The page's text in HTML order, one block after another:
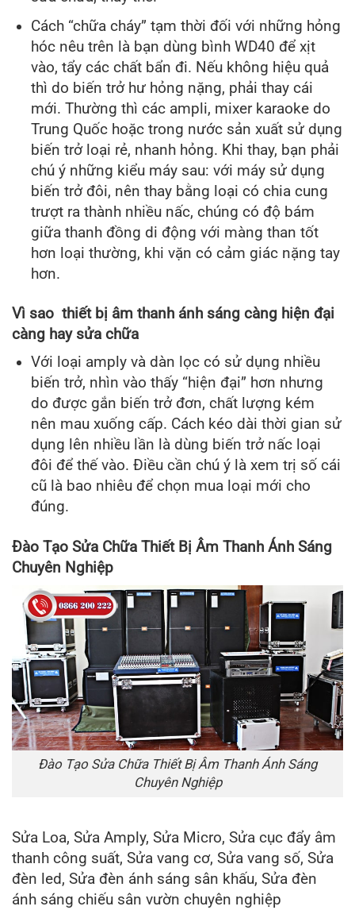
Cách “chữa cháy” tạm thời đối với những hỏng
hóc nêu trên là bạn dùng bình WD40 để xịt
vào, tẩy các chất bẩn đi. Nếu không hiệu quả
thì do biến trở hư hỏng nặng, phải thay cái
mới. Thường thì các ampli, mixer karaoke do
Trung Quốc hoặc trong nước sản xuất sử dụng
biến trở loại rẻ, nhanh hỏng. Khi thay, bạn phải
chú ý những kiểu máy sau: với máy sử dụng
biến trở đôi, nên thay bằng loại có chia cung
trượt ra thành nhiều nấc, chúng có độ bám
giữa thanh đồng di động với màng than tốt
hơn loại thường, khi vặn có cảm giác nặng tay
hơn.
Vì sao thiết bị âm thanh ánh sáng càng hiện đại
càng hay sửa chữa
Với loại amply và dàn lọc có sử dụng nhiều
biến trở, nhìn vào thấy “hiện đại” hơn nhưng
do được gắn biến trở đơn, chất lượng kém
nên mau xuống cấp. Cách kéo dài thời gian sử
dụng lên nhiều lần là dùng biến trở nấc loại
đôi để thế vào. Điều cần chú ý là xem trị số cái
cũ là bao nhiêu để chọn mua loại mới cho
đúng.
Đào Tạo Sửa Chữa Thiết Bị Âm Thanh Ánh Sáng
Chuyên Nghiệp
Đào Tạo Sửa Chữa Thiết Bị Âm Thanh Ánh Sáng
Chuyên Nghiệp
Sửa Loa, Sửa Amply, Sửa Micro, Sửa cục đẩy âm
thanh công suất, Sửa vang cơ, Sửa vang số, Sửa
đèn led, Sửa đèn ánh sáng sân khấu, Sửa đèn
ánh sáng chiếu sân vườn chuyên nghiệp